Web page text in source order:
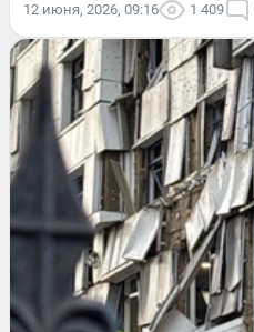
12 июня, 2026, 09:16 1 409